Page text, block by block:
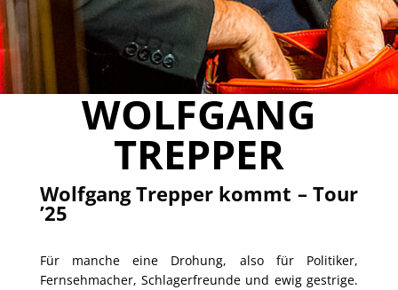
WOLFGANG
TREPPER
Wolfgang Trepper kommt – Tour
’25
Für manche eine Drohung, also für Politiker,
Fernsehmacher, Schlagerfreunde und ewig gestrige.